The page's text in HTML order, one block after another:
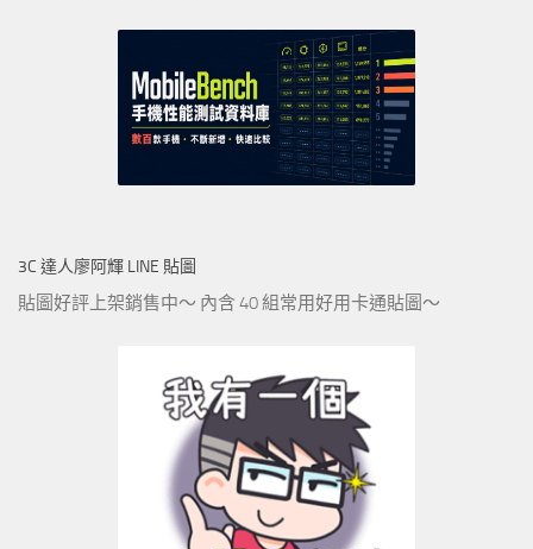
3C 達人廖阿輝 LINE 貼圖
貼圖好評上架銷售中～ 內含 40 組常用好用卡通貼圖～